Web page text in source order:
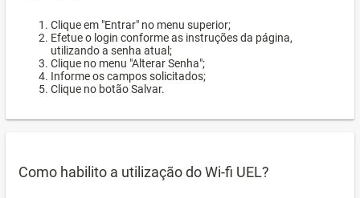
Clique em "Entrar" no menu superior;
Efetue o login conforme as instruções da página,
utilizando a senha atual;
Clique no menu "Alterar Senha";
Informe os campos solicitados;
Clique no botão Salvar.
Como habilito a utilização do Wi-fi UEL?